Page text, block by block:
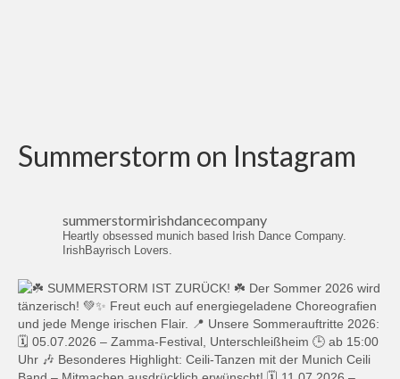
Summerstorm on Instagram
summerstormirishdancecompany
Heartly obsessed munich based Irish Dance Company.
IrishBayrisch Lovers.